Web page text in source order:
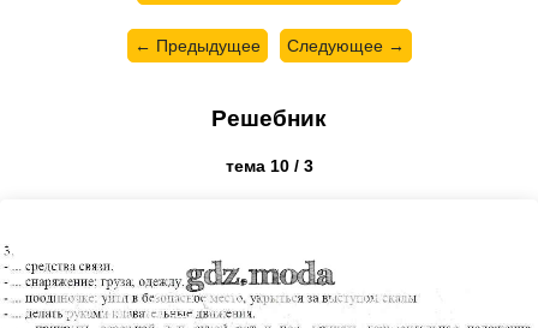
← Предыдущее Следующее →
Решебник
тема 10 / 3